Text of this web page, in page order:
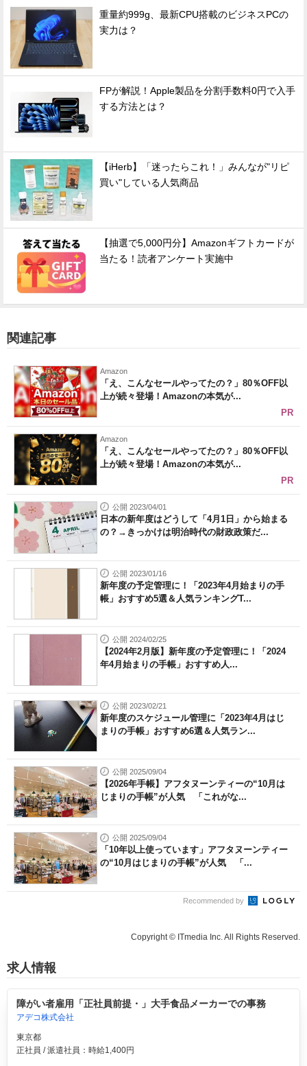
重量約999g、最新CPU搭載のビジネスPCの
実力は？
FPが解説！Apple製品を分割手数料0円で入手
する方法とは？
【iHerb】「迷ったらこれ！」みんなが"リピ
買い"している人気商品
【抽選で5,000円分】Amazonギフトカードが
当たる！読者アンケート実施中
関連記事
Amazon
「え、こんなセールやってたの？」80％OFF以
上が続々登場！Amazonの本気が...
PR
Amazon
「え、こんなセールやってたの？」80％OFF以
上が続々登場！Amazonの本気が...
PR
公開 2023/04/01
日本の新年度はどうして「4月1日」から始まる
の？→きっかけは明治時代の財政政策だ...
公開 2023/01/16
新年度の予定管理に！「2023年4月始まりの手
帳」おすすめ5選＆人気ランキングT...
公開 2024/02/25
【2024年2月版】新年度の予定管理に！「2024
年4月始まりの手帳」おすすめ人...
公開 2023/02/21
新年度のスケジュール管理に「2023年4月はじ
まりの手帳」おすすめ6選＆人気ラン...
公開 2025/09/04
【2026年手帳】アフタヌーンティーの“10月は
じまりの手帳”が人気 「これがな...
公開 2025/09/04
「10年以上使っています」アフタヌーンティー
の“10月はじまりの手帳”が人気 「...
Recommended by
Copyright © ITmedia Inc. All Rights Reserved.
求人情報
障がい者雇用「正社員前提・」大手食品メーカーでの事務
アデコ株式会社
東京都
正社員 / 派遣社員：時給1,400円